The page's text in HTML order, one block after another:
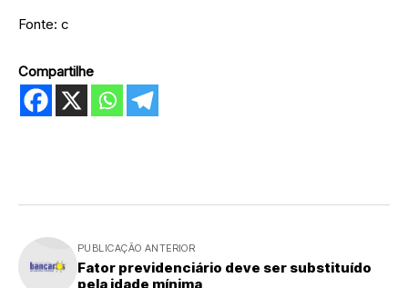
Fonte: c
Compartilhe
PUBLICAÇÃO ANTERIOR
Fator previdenciário deve ser substituído
pela idade mínima